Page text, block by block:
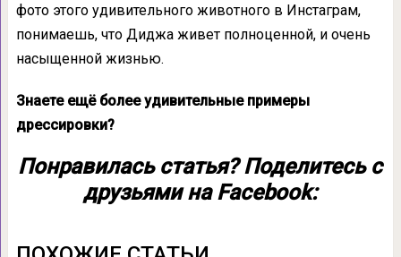
фото этого удивительного животного в Инстаграм,
понимаешь, что Диджа живет полноценной, и очень
насыщенной жизнью.
Знаете ещё более удивительные примеры
дрессировки?
Понравилась статья? Поделитесь с
друзьями на Facebook: